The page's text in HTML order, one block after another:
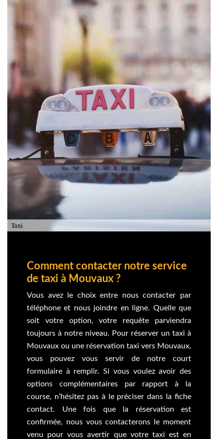
Comment contacter notre service
de taxi à Mouvaux ?
Vous avez le choix entre nous contacter par
téléphone et nous joindre en ligne. Quelle que
soit votre option, votre requête parviendra
toujours à notre niveau. Pour réserver un taxi à
Mouvaux ou une réservation taxi vers Mouvaux,
vous pouvez vous servir de notre court
formulaire à remplir. Si vous voulez avoir des
options complémentaires par rapport à la
course, n’hésitez pas à le préciser dans la fiche
contact. Une fois que la réservation est
confirmée, nous vous contacterons le moment
venu pour vous avertir que votre taxi est en